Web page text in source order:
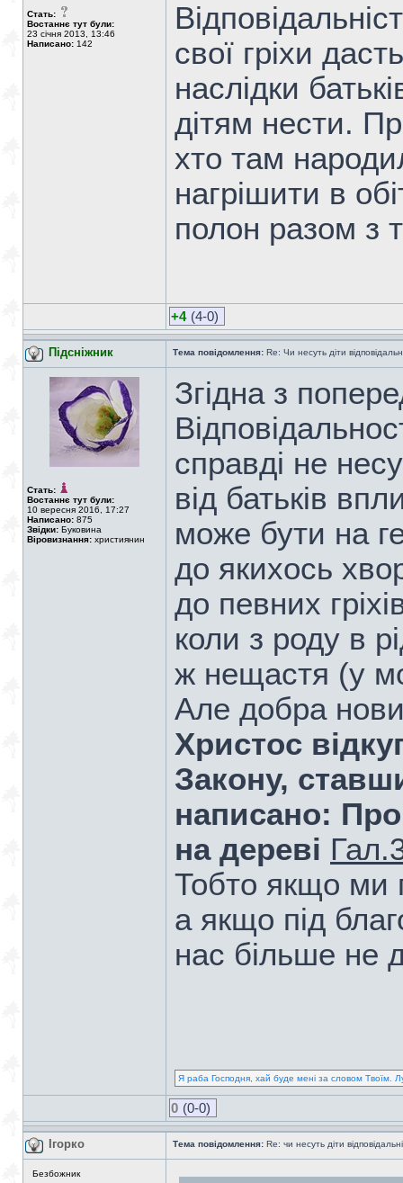
Стать:
Востаннє тут були:
23 січня 2013, 13:46
Написано: 142
свої гріхи
наслідки
дітям нести.
хто там
нагрішити в
полон разом з
+4 (4-0)
Підсніжник Тема повідомлення: Re: Чи несуть діти
Стать:
Востаннє тут були:
10 вересня 2016, 17:27
Написано: 875
Звідки: Буковина
Віровизнання: християнин
Згідна з
справді не
від батьків
може бути на
до якихось
до певних
коли з роду в
ж нещастя (у
Але добра
Христос
Закону,
написано:
на дереві
Тобто якщо ми
а якщо під
нас більше не
Я раба Господня, хай буде мені за словом Твоїм.
0 (0-0)
Ігорко Тема повідомлення: Re: чи несуть діти
Безбожник